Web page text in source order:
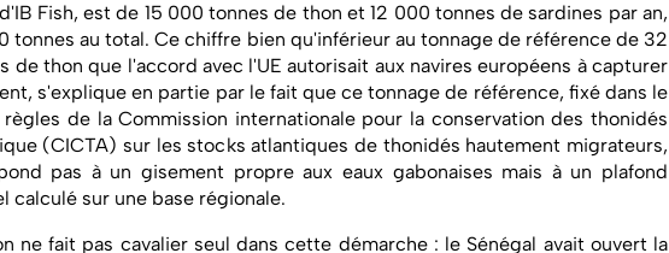
Fish, est de 15 000 tonnes de thon et 12 000 tonnes de sardines par an,
tonnes au total. Ce chiffre bien qu'inférieur au tonnage de référence de 32
de thon que l'accord avec l'UE autorisait aux navires européens à capturer
s'explique en partie par le fait que ce tonnage de référence, fixé dans le
de la Commission internationale pour la conservation des thonidés
(CICTA) sur les stocks atlantiques de thonidés hautement migrateurs,
pas à un gisement propre aux eaux gabonaises mais à un plafond
calculé sur une base régionale.
ne fait pas cavalier seul dans cette démarche : le Sénégal avait ouvert la